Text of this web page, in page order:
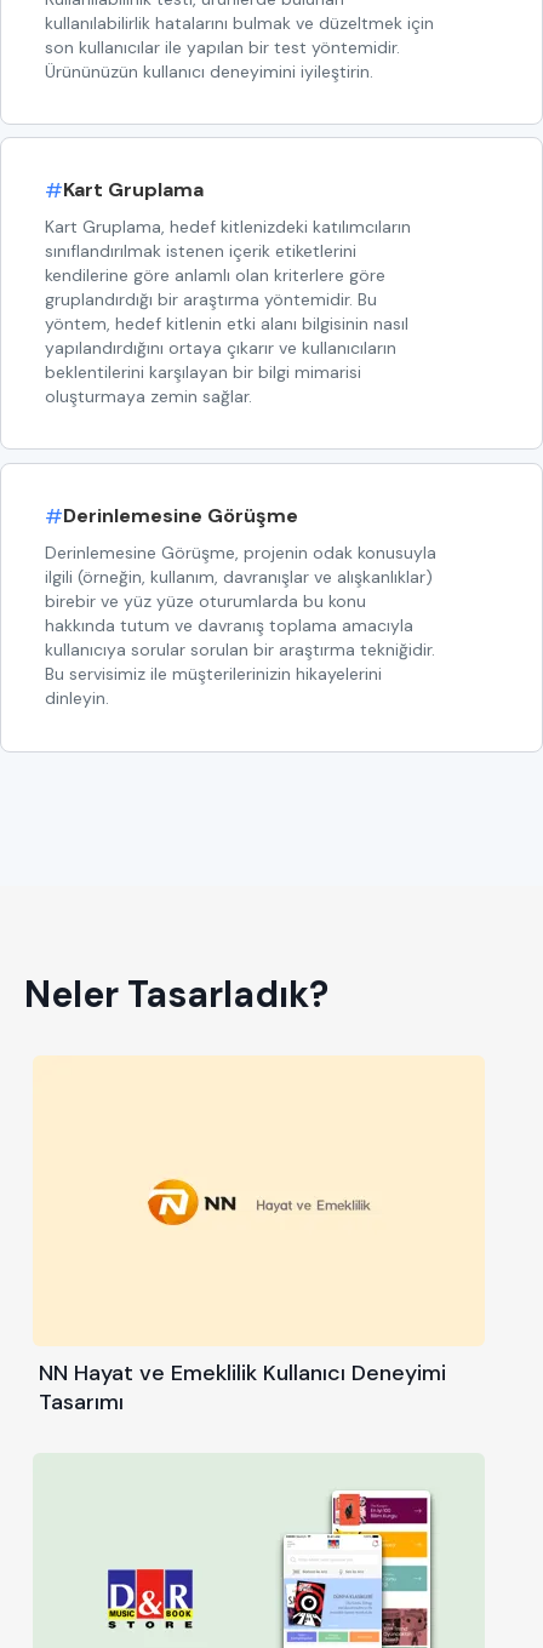
kullanılabilirlik hatalarını bulmak ve düzeltmek için
son kullanıcılar ile yapılan bir test yöntemidir.
Ürününüzün kullanıcı deneyimini iyileştirin.
#Kart Gruplama
Kart Gruplama, hedef kitlenizdeki katılımcıların
sınıflandırılmak istenen içerik etiketlerini
kendilerine göre anlamlı olan kriterlere göre
gruplandırdığı bir araştırma yöntemidir. Bu
yöntem, hedef kitlenin etki alanı bilgisinin nasıl
yapılandırdığını ortaya çıkarır ve kullanıcıların
beklentilerini karşılayan bir bilgi mimarisi
oluşturmaya zemin sağlar.
#Derinlemesine Görüşme
Derinlemesine Görüşme, projenin odak konusuyla
ilgili (örneğin, kullanım, davranışlar ve alışkanlıklar)
birebir ve yüz yüze oturumlarda bu konu
hakkında tutum ve davranış toplama amacıyla
kullanıcıya sorular sorulan bir araştırma tekniğidir.
Bu servisimiz ile müşterilerinizin hikayelerini
dinleyin.
Neler Tasarladık?
NN Hayat ve Emeklilik Kullanıcı Deneyimi
Tasarımı